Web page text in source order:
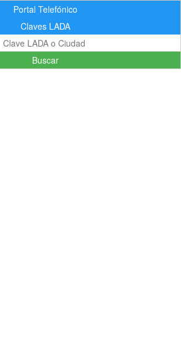
Portal Telefónico
Claves LADA
Buscar